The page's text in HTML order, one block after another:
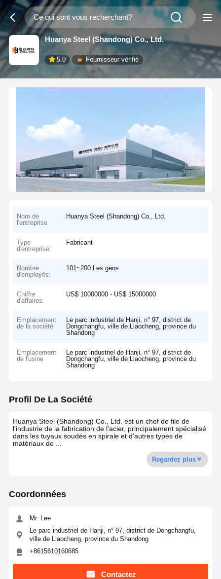
Huanya Steel (Shandong) Co., Ltd.
5.0 Fournisseur vérifié
Nom de
l'entreprise
Huanya Steel (Shandong) Co., Ltd.
Type
d'entreprise:
Fabricant
Nombre
d'employés:
101~200 Les gens
Chiffre
d'affaires:
US$ 10000000 - US$ 15000000
Emplacement
de la société
Le parc industriel de Hanji, n° 97, district de
Dongchangfu, ville de Liaocheng, province du
Shandong
Emplacement
de l'usine
Le parc industriel de Hanji, n° 97, district de
Dongchangfu, ville de Liaocheng, province du
Shandong
Profil De La Société
Huanya Steel (Shandong) Co., Ltd. est un chef de file de
l'industrie de la fabrication de l'acier, principalement spécialisé
dans les tuyaux soudés en spirale et d'autres types de
matériaux de ...
Regardez plus
Coordonnées
Mr. Lee
Le parc industriel de Hanji, n° 97, district de Dongchangfu,
ville de Liaocheng, province du Shandong
+8615610160685
Contactez